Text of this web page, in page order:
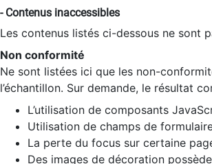
- Contenus inaccessibles
Les contenus listés ci-dessous ne sont
Non conformité
Ne sont listées ici que les non-
l’échantillon. Sur demande, le résultat
L’utilisation de composants
Utilisation de champs de
La perte du focus sur certaine
Des images de décoration